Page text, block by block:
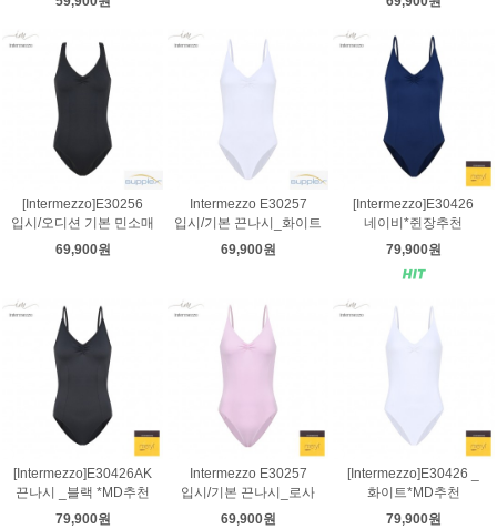
[Intermezzo]E30256
입시/오디션 기본 민소매
69,900원
Intermezzo E30257
입시/기본 끈나시_화이트
69,900원
[Intermezzo]E30426
네이비*쥔장추천
79,900원
[Intermezzo]E30426AK
끈나시 _블랙 *MD추천
79,900원
Intermezzo E30257
입시/기본 끈나시_로사
69,900원
[Intermezzo]E30426 _
화이트*MD추천
79,900원